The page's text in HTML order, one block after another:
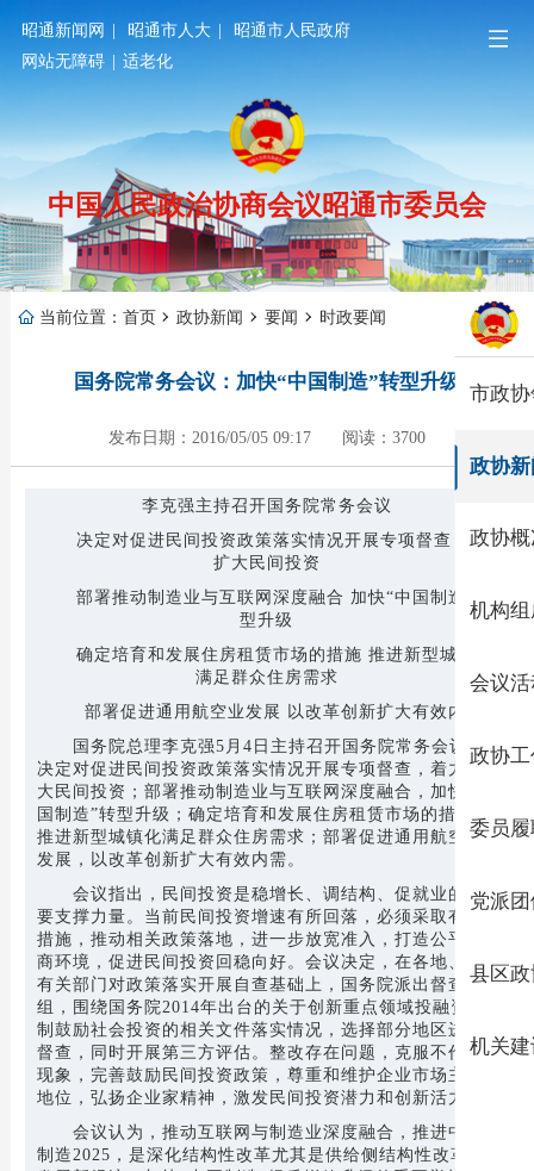
昭通新闻网 | 昭通市人大 |
昭通市人民政府
网站无障碍 | 适老化
中国人民政治协商会议昭通市委员会
市政
政协新
政协概
机构组
会议活
政协工
委员履
党派
县区政
机关建
当前位置： 首页 政协新闻 要闻 时政要闻
国务院常务会议：加快“中国制造”转型升级
发布日期：2016/05/05 09:17 阅读：3700
李克强主持召开国务院常务会议
决定对促进民间投资政策落实情况开展专项督查 着力
扩大民间投资
部署推动制造业与互联网深度融合 加快“中国制造”转
型升级
确定培育和发展住房租赁市场的措施 推进新型城镇化
满足群众住房需求
部署促进通用航空业发展 以改革创新扩大有效内需
国务院总理李克强5月4日主持召开国务院常务会议，
决定对促进民间投资政策落实情况开展专项督查，着力扩
大民间投资；部署推动制造业与互联网深度融合，加快“中
国制造”转型升级；确定培育和发展住房租赁市场的措施，
推进新型城镇化满足群众住房需求；部署促进通用航空业
发展，以改革创新扩大有效内需。
会议指出，民间投资是稳增长、调结构、促就业的重
要支撑力量。当前民间投资增速有所回落，必须采取有力
措施，推动相关政策落地，进一步放宽准入，打造公平营
商环境，促进民间投资回稳向好。会议决定，在各地、各
有关部门对政策落实开展自查基础上，国务院派出督查
组，围绕国务院2014年出台的关于创新重点领域投融资机
制鼓励社会投资的相关文件落实情况，选择部分地区进行
督查，同时开展第三方评估。整改存在问题，克服不作为
现象，完善鼓励民间投资政策，尊重和维护企业市场主体
地位，弘扬企业家精神，激发民间投资潜力和创新活力。
会议认为，推动互联网与制造业深度融合，推进中国
制造2025，是深化结构性改革尤其是供给侧结构性改革，